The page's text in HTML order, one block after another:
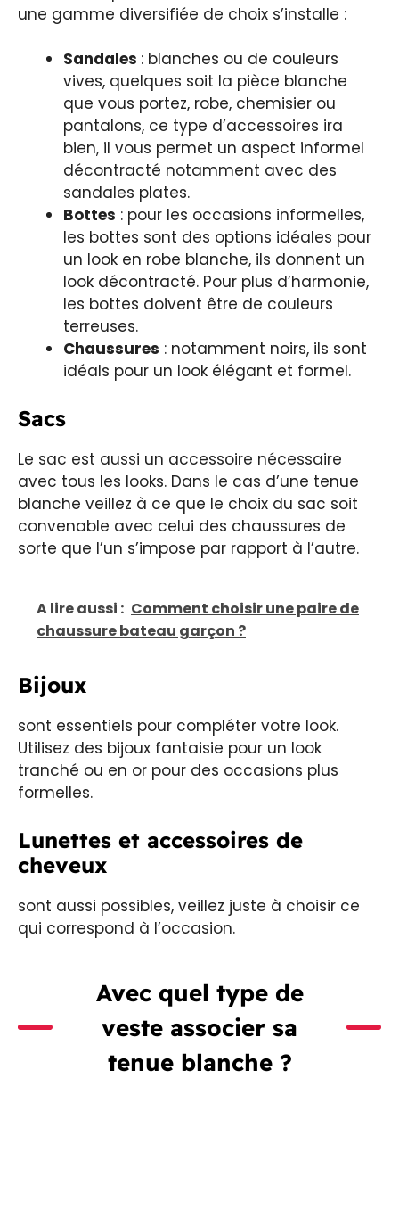
une gamme diversifiée de choix s’installe :
Sandales : blanches ou de couleurs
vives, quelques soit la pièce blanche
que vous portez, robe, chemisier ou
pantalons, ce type d’accessoires ira
bien, il vous permet un aspect informel
décontracté notamment avec des
sandales plates.
Bottes : pour les occasions informelles,
les bottes sont des options idéales pour
un look en robe blanche, ils donnent un
look décontracté. Pour plus d’harmonie,
les bottes doivent être de couleurs
terreuses.
Chaussures : notamment noirs, ils sont
idéals pour un look élégant et formel.
Sacs
Le sac est aussi un accessoire nécessaire
avec tous les looks. Dans le cas d’une tenue
blanche veillez à ce que le choix du sac soit
convenable avec celui des chaussures de
sorte que l’un s’impose par rapport à l’autre.
A lire aussi : Comment choisir une paire de
chaussure bateau garçon ?
Bijoux
sont essentiels pour compléter votre look.
Utilisez des bijoux fantaisie pour un look
tranché ou en or pour des occasions plus
formelles.
Lunettes et accessoires de
cheveux
sont aussi possibles, veillez juste à choisir ce
qui correspond à l’occasion.
Avec quel type de
veste associer sa
tenue blanche ?